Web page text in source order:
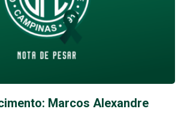
Marcos Alexandre